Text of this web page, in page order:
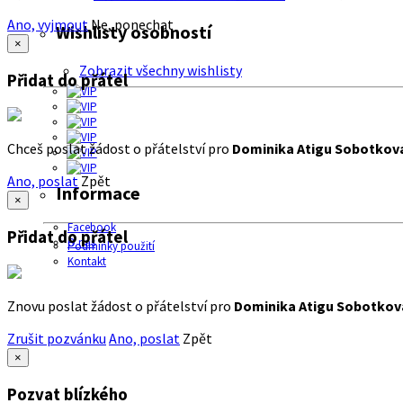
Wishlisty osobností
Zobrazit všechny wishlisty
Informace
Facebook
O nás
Podmínky použití
Kontakt
Ano, vyjmout Ne, ponechat
×
Přidat do přátel
Chceš poslat žádost o přátelství pro Dominika Atigu
Ano, poslat Zpět
×
Přidat do přátel
Znovu poslat žádost o přátelství pro Dominika Atigu
Zrušit pozvánku Ano, poslat Zpět
×
Pozvat blízkého